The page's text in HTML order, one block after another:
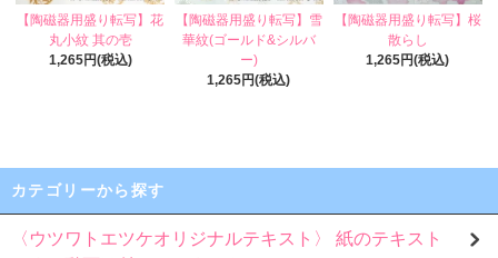
【陶磁器用盛り転写】花
丸小紋 其の壱
1,265円(税込)
【陶磁器用盛り転写】雪
華紋(ゴールド&シルバ
ー)
1,265円(税込)
【陶磁器用盛り転写】桜
散らし
1,265円(税込)
カテゴリーから探す
〈ウツワトエツケオリジナルテキスト〉 紙のテキスト